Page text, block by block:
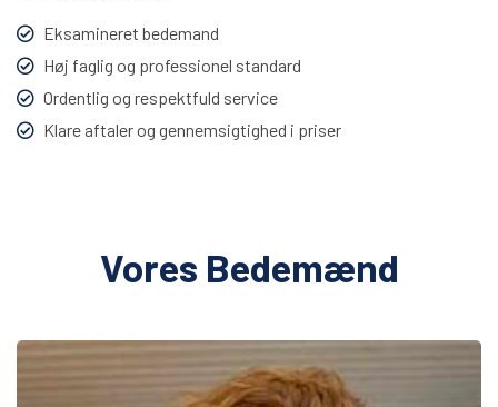
Eksamineret bedemand
Høj faglig og professionel standard
Ordentlig og respektfuld service
Klare aftaler og gennemsigtighed i priser
Vores Bedemænd